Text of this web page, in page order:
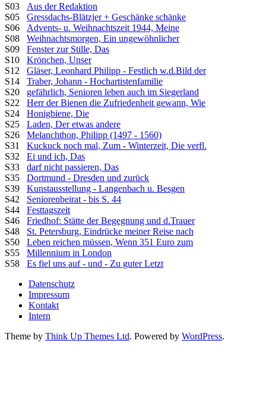
S03 Aus der Redaktion
S05 Gressdachs-Blätzjer + Geschänke schänke
S06 Advents- u. Weihnachtszeit 1944, Meine
S08 Weihnachtsmorgen, Ein ungewöhnlicher
S09 Fenster zur Stille, Das
S10 Krönchen, Unser
S12 Gläser, Leonhard Philipp - Festlich w.d.Bild der
S14 Traber, Johann - Hochartistenfamilie
S20 gefährlich, Senioren leben auch im Siegerland
S22 Herr der Bienen die Zufriedenheit gewann, Wie
S24 Honigbiene, Die
S25 Laden, Der etwas andere
S26 Melanchthon, Philipp (1497 - 1560)
S31 Kuckuck noch mal, Zum - Winterzeit, Die verfl.
S32 Ei und ich, Das
S33 darf nicht passieren, Das
S35 Dortmund - Dresden und zurück
S39 Kunstausstellung - Langenbach u. Besgen
S42 Seniorenbeirat - bis S. 44
S44 Festtagszeit
S46 Friedhof: Stätte der Begegnung und d.Trauer
S48 St. Petersburg, Eindrücke meiner Reise nach
S50 Leben reichen müssen, Wenn 351 Euro zum
S55 Millennium in London
S58 Es fiel uns auf - und - Zu guter Letzt
Datenschutz
Impressum
Kontakt
Intern
Theme by Think Up Themes Ltd. Powered by WordPress.